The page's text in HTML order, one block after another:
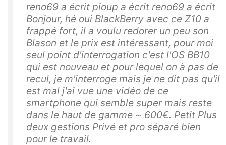
reno69 a écrit pioup a écrit reno69 a écrit
Bonjour, hé oui BlackBerry avec ce Z10 a
frappé fort, il a voulu redorer un peu son
Blason et le prix est intéressant, pour moi
seul point d'interrogation c'est l'OS BB10
qui est nouveau et pour lequel on à pas de
recul, je m'interroge mais je ne dit pas qu'il
est mal j'ai vue une vidéo de ce
smartphone qui semble super mais reste
dans le haut de gamme ~ 600€. Petit Plus
deux gestions Privé et pro séparé bien
pour le travail.